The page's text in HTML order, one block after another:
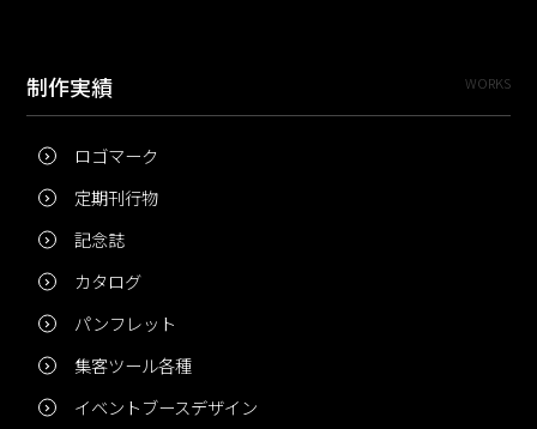
制作実績 WORKS
ロゴマーク
定期刊行物
記念誌
カタログ
パンフレット
集客ツール各種
イベントブースデザイン